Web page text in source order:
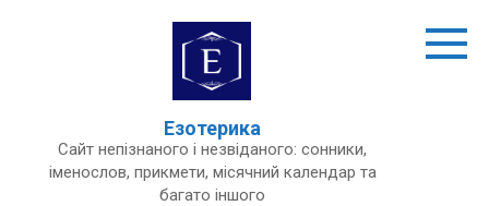
Езотерика
Сайт непізнаного і незвіданого: сонники,
іменослов, прикмети, місячний календар та
багато іншого